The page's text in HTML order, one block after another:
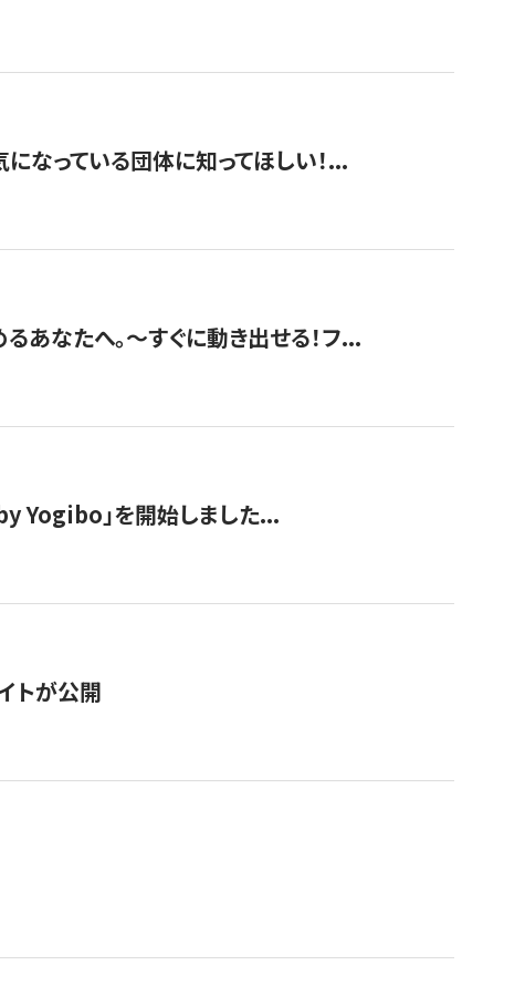
になっている団体に知ってほしい！...
あなたへ。〜すぐに動き出せる！フ...
Yogibo」を開始しました...
トが公開